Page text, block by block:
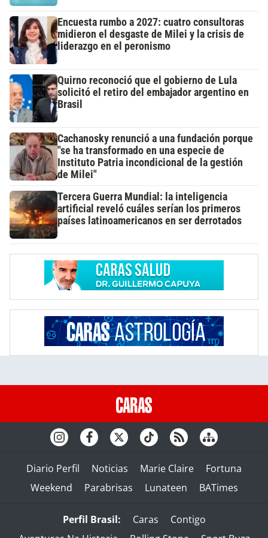
Encuesta rumbo a 2027: cuatro consultoras
midieron el desgaste de Milei y la crisis de
liderazgo en el peronismo
Quirno reconoció que el gobierno de Lula
solicitó el retiro del embajador argentino en
Brasil
Cachanosky renunció a una fundación porque
"se ha transformado en una especie de
Instituto Patria incondicional de la gestión
de Milei"
Tercera Guerra Mundial: la inteligencia
artificial reveló cuáles serían los primeros
países latinoamericanos en ser derrotados
Diario Perfil Noticias Marie Claire
Fortuna
Weekend
Parabrisas Lunateen BATimes
Perfil Brasil: Caras
Contigo